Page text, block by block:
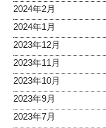
2024年2月
2024年1月
2023年12月
2023年11月
2023年10月
2023年9月
2023年7月